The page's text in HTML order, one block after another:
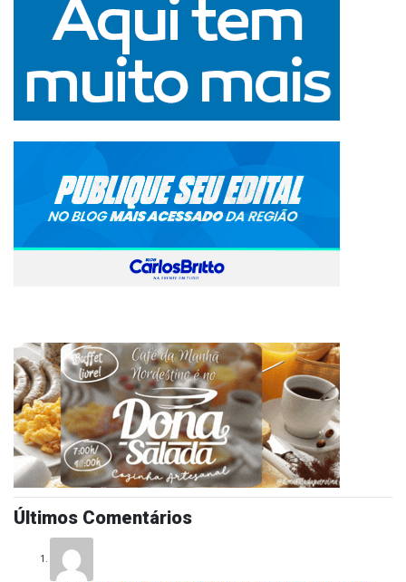
Últimos Comentários